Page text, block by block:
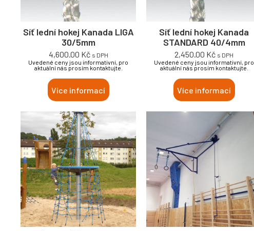
Síť lední hokej Kanada LIGA
30/5mm
4,600.00 Kč s DPH
Uvedené ceny jsou informativní, pro
aktuální nás prosím kontaktujte.
Více informací
Síť lední hokej Kanada
STANDARD 40/4mm
2,450.00 Kč s DPH
Uvedené ceny jsou informativní, pro
aktuální nás prosím kontaktujte.
Více informací